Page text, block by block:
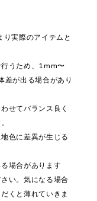
実際のアイテムと
うため、1mm〜
差が出る場合があり
せてバランス良く
色に差異が生じる
場合があります
い。気になる場合
くと薄れていきま